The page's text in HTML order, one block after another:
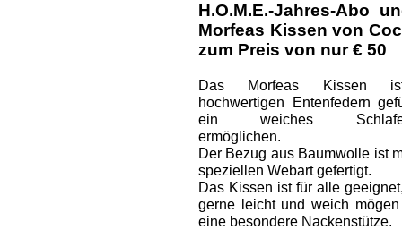
H.O.M.E.-Jahres-Abo
Morfeas Kissen von
zum Preis von nur € 50
Das Morfeas Kissen
hochwertigen Entenfedern
ein weiches
ermöglichen.
Der Bezug aus Baumwolle ist
speziellen Webart gefertigt.
Das Kissen ist für alle
gerne leicht und weich
eine besondere Nackenstütze.